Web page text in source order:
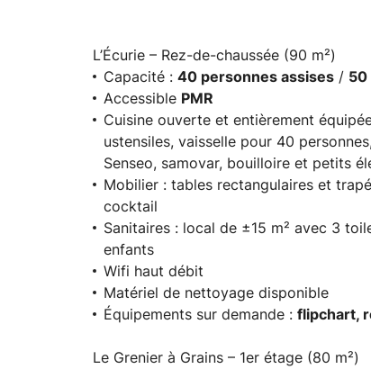
L’Écurie – Rez-de-chaussée (90 m²)
Capacité :40 personnes assises / 50
Accessible PMR
Cuisine ouverte et entièrement
ustensiles, vaisselle pour 40
Senseo, samovar, bouilloire et petits
Mobilier : tables rectangulaires et
cocktail
Sanitaires : local de ±15 m² avec 3
enfants
Wifi haut débit
Matériel de nettoyage disponible
Équipements sur demande :flipchart,
Le Grenier à Grains – 1er étage (80 m²)